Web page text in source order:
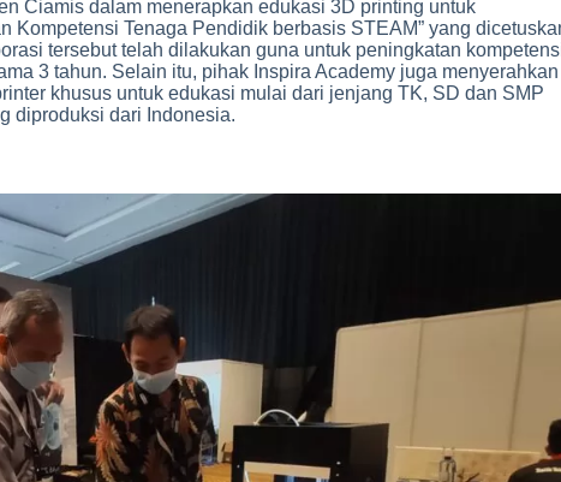
Ciamis dalam menerapkan edukasi 3D printing untuk
Kompetensi Tenaga Pendidik berbasis STEAM” yang
tersebut telah dilakukan guna untuk peningkatan
3 tahun. Selain itu, pihak Inspira Academy juga menyerahkan
khusus untuk edukasi mulai dari jenjang TK, SD dan SMP
diproduksi dari Indonesia.